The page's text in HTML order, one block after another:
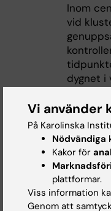
Inom
vid
dygnet i
Nästa
Utöver
med
Vi använder
På Karolinska
Nödvändiga
Kakor för
plattformar.
Viss information
Genom att